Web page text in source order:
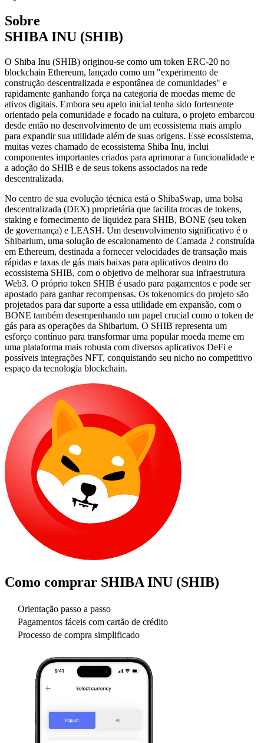
Sobre
SHIBA INU (SHIB)
O Shiba Inu (SHIB) originou-se como um token ERC-20 no
blockchain Ethereum, lançado como um "experimento de
construção descentralizada e espontânea de comunidades" e
rapidamente ganhando força na categoria de moedas meme de
ativos digitais. Embora seu apelo inicial tenha sido fortemente
orientado pela comunidade e focado na cultura, o projeto embarcou
desde então no desenvolvimento de um ecossistema mais amplo
para expandir sua utilidade além de suas origens. Esse ecossistema,
muitas vezes chamado de ecossistema Shiba Inu, inclui
componentes importantes criados para aprimorar a funcionalidade e
a adoção do SHIB e de seus tokens associados na rede
descentralizada.
No centro de sua evolução técnica está o ShibaSwap, uma bolsa
descentralizada (DEX) proprietária que facilita trocas de tokens,
staking e fornecimento de liquidez para SHIB, BONE (seu token
de governança) e LEASH. Um desenvolvimento significativo é o
Shibarium, uma solução de escalonamento de Camada 2 construída
em Ethereum, destinada a fornecer velocidades de transação mais
rápidas e taxas de gás mais baixas para aplicativos dentro do
ecossistema SHIB, com o objetivo de melhorar sua infraestrutura
Web3. O próprio token SHIB é usado para pagamentos e pode ser
apostado para ganhar recompensas. Os tokenomics do projeto são
projetados para dar suporte a essa utilidade em expansão, com o
BONE também desempenhando um papel crucial como o token de
gás para as operações da Shibarium. O SHIB representa um
esforço contínuo para transformar uma popular moeda meme em
uma plataforma mais robusta com diversos aplicativos DeFi e
possíveis integrações NFT, conquistando seu nicho no competitivo
espaço da tecnologia blockchain.
Como comprar SHIBA INU (SHIB)
Orientação passo a passo
Pagamentos fáceis com cartão de crédito
Processo de compra simplificado